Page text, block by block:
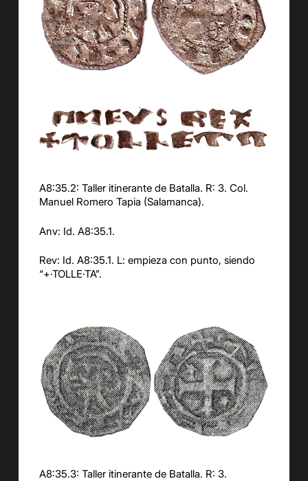
A8:35.2: Taller itinerante de Batalla. R: 3. Col.
Manuel Romero Tapia (Salamanca).
Anv: Id. A8:35.1.
Rev: Id. A8:35.1. L: empieza con punto, siendo
“+·TOLLE·TA”.
A8:35.3: Taller itinerante de Batalla. R: 3.